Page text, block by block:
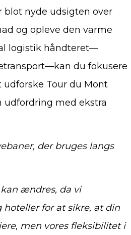
blot nyde udsigten over
og opleve den varme
logistik håndteret—
du fokusere
Tour du Mont
udfordring med ekstra
der bruges langs
ændres, da vi
for at sikre, at din
men vores fleksibilitet i